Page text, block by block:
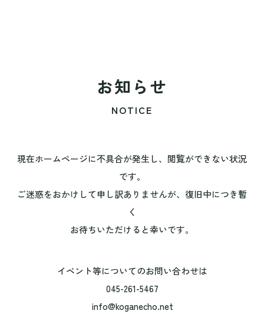
お知らせ
NOTICE
現在ホームページに不具合が発生し、閲覧ができない状況
です。
ご迷惑をおかけして申し訳ありませんが、復旧中につき暫
く
お待ちいただけると幸いです。
イベント等についてのお問い合わせは
045-261-5467
info@koganecho.net